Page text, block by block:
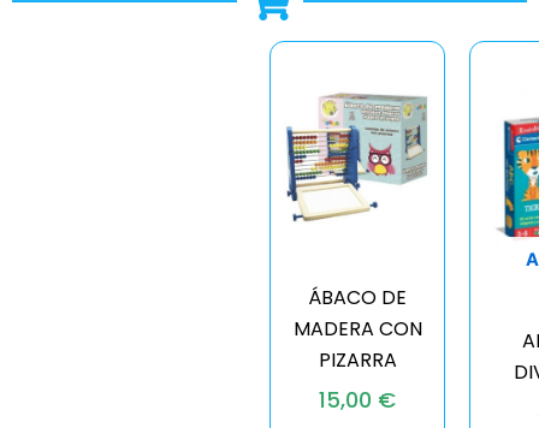
ÁBACO DE
MADERA CON
PIZARRA
15,00 €